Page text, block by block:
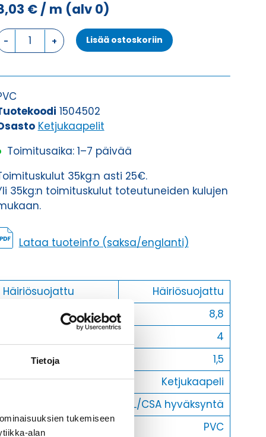
Tietoja
tukemiseen
alan
€/ m (alv 0)
Ketjukaapeli
KAWEFLEX
SK-
PVC
UL/CSA
4G1,5
määrä
Lisää ostoskoriin
1504502
Ketjukaapelit
Toimitusaika: 1–7 päivää
35kg:n asti 25€.
35kg:n toimituskulut toteutuneiden kulujen
Lataa tuoteinfo (saksa/englanti)
Häiriösuojattu
Häiriösuojattu
8,8
4
Johtimien poikkipinta
1,5
Ketjukaapeli
Ketjukaapeli
UL/CSA hyväksyntä
Ulkovaippa
PVC